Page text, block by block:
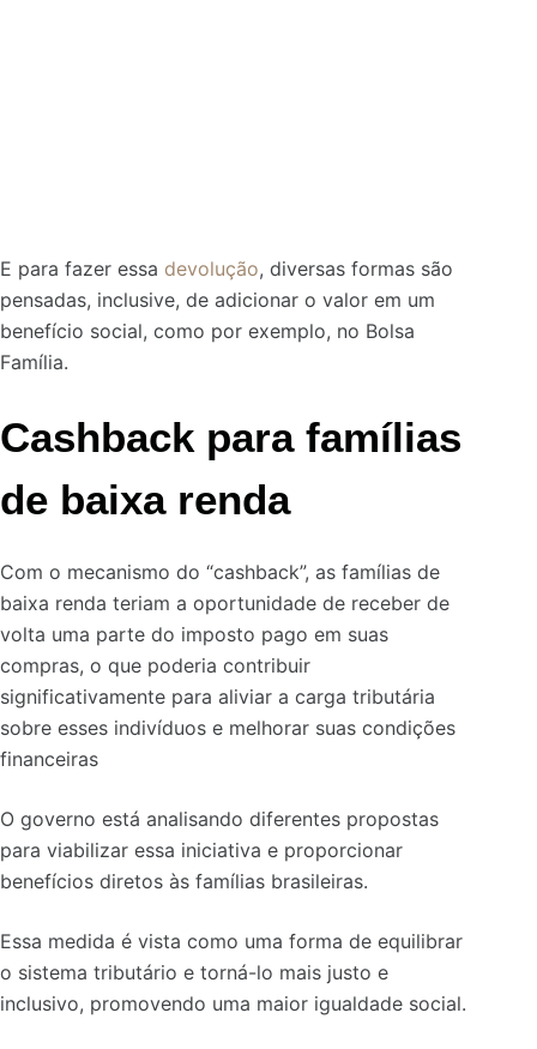
E para fazer essa devolução, diversas formas são
pensadas, inclusive, de adicionar o valor em um
benefício social, como por exemplo, no Bolsa
Família.
Cashback para famílias
de baixa renda
Com o mecanismo do “cashback”, as famílias de
baixa renda teriam a oportunidade de receber de
volta uma parte do imposto pago em suas
compras, o que poderia contribuir
significativamente para aliviar a carga tributária
sobre esses indivíduos e melhorar suas condições
financeiras
O governo está analisando diferentes propostas
para viabilizar essa iniciativa e proporcionar
benefícios diretos às famílias brasileiras.
Essa medida é vista como uma forma de equilibrar
o sistema tributário e torná-lo mais justo e
inclusivo, promovendo uma maior igualdade social.